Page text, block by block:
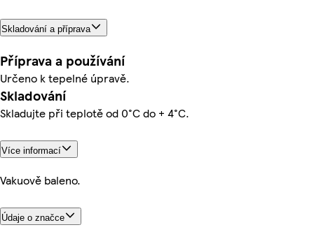
Skladování a příprava
Příprava a používání
Určeno k tepelné úpravě.
Skladování
Skladujte při teplotě od 0°C do + 4°C.
Více informací
Vakuově baleno.
Údaje o značce